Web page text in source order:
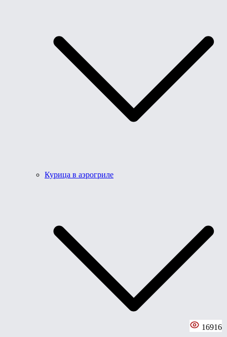
Курица в аэрогриле
16916